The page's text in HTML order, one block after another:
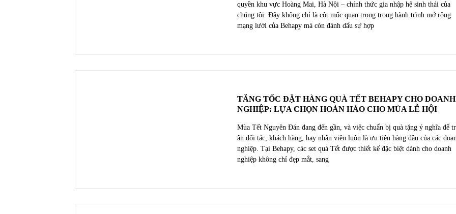
quyền khu vực Hoàng Mai, Hà Nội – chính thức gia nhập hệ sinh thái của
chúng tôi. Đây không chỉ là cột mốc quan trọng trong hành trình mở rộng
mạng lưới của Behapy mà còn đánh dấu sự hợp
TĂNG TỐC ĐẶT HÀNG QUÀ TẾT BEHAPY CHO DOANH
NGHIỆP: LỰA CHỌN HOÀN HẢO CHO MÙA LỄ HỘI
Mùa Tết Nguyên Đán đang đến gần, và việc chuẩn bị quà tặng ý nghĩa để
ân đối tác, khách hàng, hay nhân viên luôn là ưu tiên hàng đầu của các
nghiệp. Tại Behapy, các set quà Tết được thiết kế đặc biệt dành cho doanh
nghiệp không chỉ đẹp mắt, sang